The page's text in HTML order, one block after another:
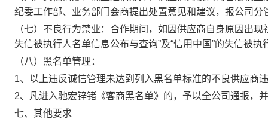
纪委工作部、业务部门会商提出处置意见和建议，报公司分
（七）不良行为禁业：合作期间，如因供应商自身原因出
失信被执行人名单信息公布与查询”及“信用中国”的失信被
（八）黑名单管理：
1、以上违反诚信管理未达到列入黑名单标准的不良供应商
2、凡进入驰宏锌锗《客商黑名单》的，予以全公司通报，
七、其他要求